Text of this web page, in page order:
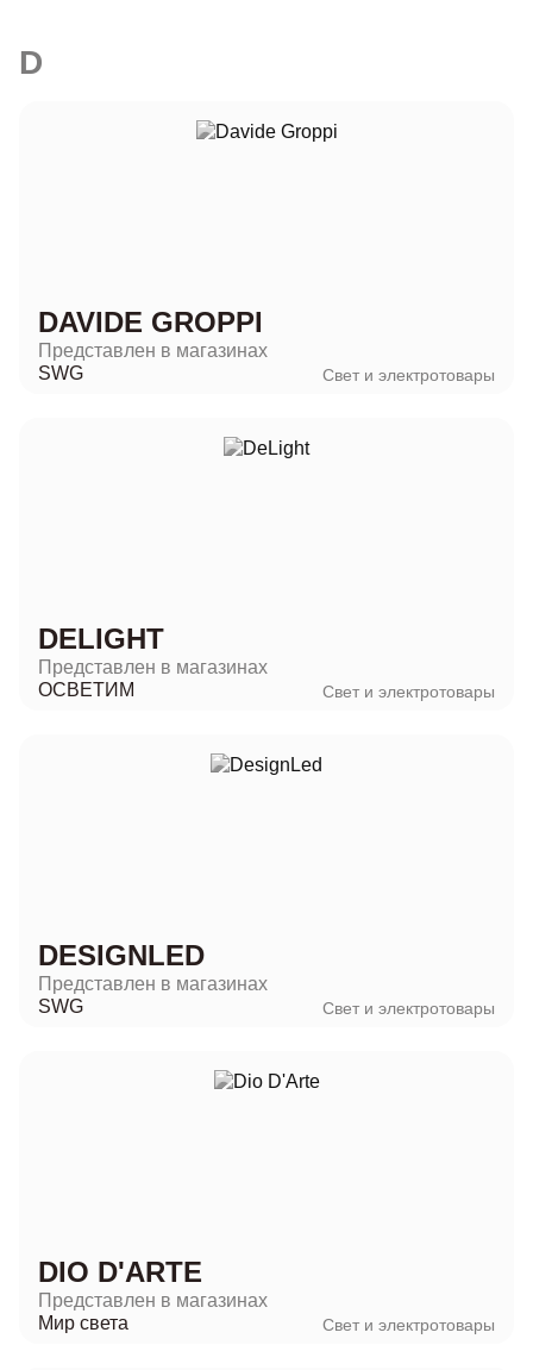
D
DAVIDE GROPPI
Представлен в магазинах
SWG
Свет и электротовары
DELIGHT
Представлен в магазинах
ОСВЕТИМ
Свет и электротовары
DESIGNLED
Представлен в магазинах
SWG
Свет и электротовары
DIO D'ARTE
Представлен в магазинах
Мир света
Свет и электротовары